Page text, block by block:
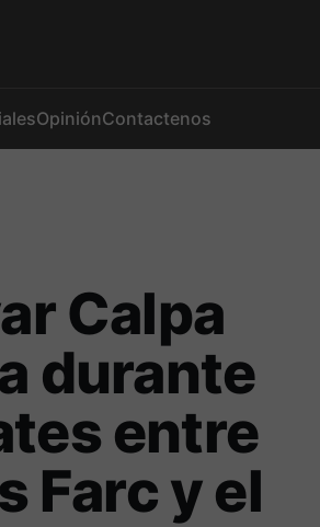
OpiniónContactenos
Calpa
durante
entre
Farc y el